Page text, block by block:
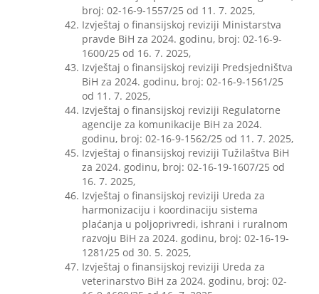
broj: 02-16-9-1557/25 od 11. 7. 2025,
Izvještaj o finansijskoj reviziji Ministarstva
pravde BiH za 2024. godinu, broj: 02-16-9-
1600/25 od 16. 7. 2025,
Izvještaj o finansijskoj reviziji Predsjedništva
BiH za 2024. godinu, broj: 02-16-9-1561/25
od 11. 7. 2025,
Izvještaj o finansijskoj reviziji Regulatorne
agencije za komunikacije BiH za 2024.
godinu, broj: 02-16-9-1562/25 od 11. 7. 2025,
Izvještaj o finansijskoj reviziji Tužilaštva BiH
za 2024. godinu, broj: 02-16-19-1607/25 od
16. 7. 2025,
Izvještaj o finansijskoj reviziji Ureda za
harmonizaciju i koordinaciju sistema
plaćanja u poljoprivredi, ishrani i ruralnom
razvoju BiH za 2024. godinu, broj: 02-16-19-
1281/25 od 30. 5. 2025,
Izvještaj o finansijskoj reviziji Ureda za
veterinarstvo BiH za 2024. godinu, broj: 02-